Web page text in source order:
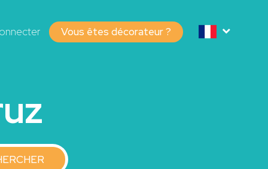
Vous êtes décorateur ?